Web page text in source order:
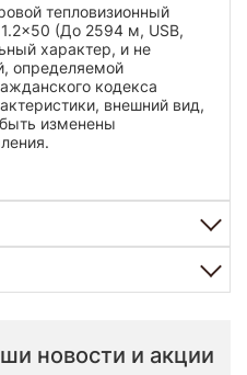
тепловизионный
(До 2594 м, USB,
характер, и не
определяемой
кодекса
внешний вид,
изменены
новости и акции